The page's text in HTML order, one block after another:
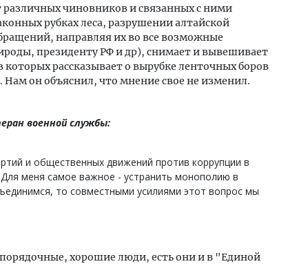
чиновников и связанных с ними
рубках леса, разрушении алтайской
направляя их во все возможные
президенту РФ и др), снимает и вывешивает
которых рассказывает о вырубке ленточных боров
он объяснил, что мнение свое не изменил.
военной службы:
и общественных движений против коррупции в
меня самое важное - устранить монополию в
то совместными усилиями этот вопрос мы
хорошие люди, есть они и в "Единой